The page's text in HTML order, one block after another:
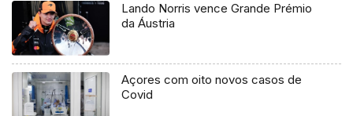
Lando Norris vence Grande Prémio
da Áustria
Açores com oito novos casos de
Covid